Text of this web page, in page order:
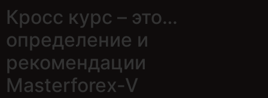
Кросс курс – это…
определение и
рекомендации
Masterforex-V